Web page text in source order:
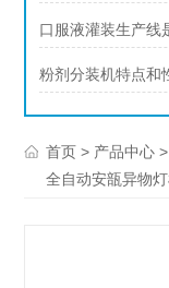
口服液灌装生产线
粉剂分装机特点和
首页 > 产品中心
全自动安瓿异物